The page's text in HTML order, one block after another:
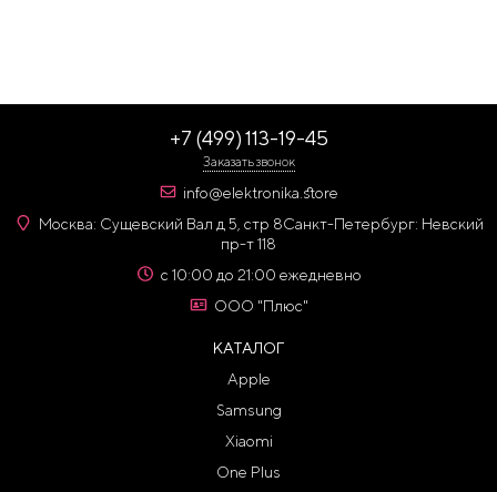
+7 (499) 113-19-45
Заказать звонок
info@elektronika.store
Москва: Сущевский Вал д 5, стр 8Санкт-Петербург: Невский
пр-т 118
с 10:00 до 21:00 ежедневно
ООО "Плюс"
КАТАЛОГ
Apple
Samsung
Xiaomi
One Plus